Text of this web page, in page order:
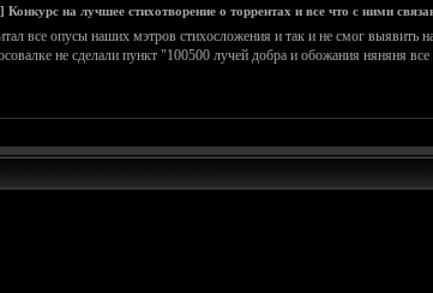
на лучшее стихотворение о торрентах и все что с ними
все опусы наших мэтров стихосложения и так и не смог выявить
не сделали пункт "100500 лучей добра и обожания няняня